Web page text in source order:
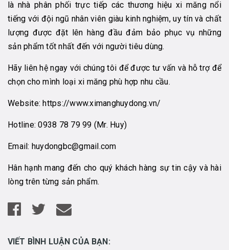
là nhà phân phối trực tiếp các thương hiệu xi măng nổi
tiếng với đội ngũ nhân viên giàu kinh nghiệm, uy tín và chất
lượng được đặt lên hàng đầu đảm bảo phục vụ những
sản phẩm tốt nhất đến với người tiêu dùng.
Hãy liên hệ ngay với chúng tôi để được tư vấn và hỗ trợ để
chọn cho mình loại xi măng phù hợp nhu cầu.
Website: https://www.ximanghuydong.vn/
Hotline:0938 78 79 99 (Mr. Huy)
Email: huydongbc@gmail.com
Hân hạnh mang đến cho quý khách hàng sự tin cậy và hài
lòng trên từng sản phẩm.
VIẾT BÌNH LUẬN CỦA BẠN: